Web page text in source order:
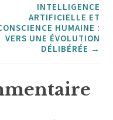
INTELLIGENCE
ARTIFICIELLE ET
HUMAINE :
VERS UNE ÉVOLUTION
DÉLIBÉRÉE →